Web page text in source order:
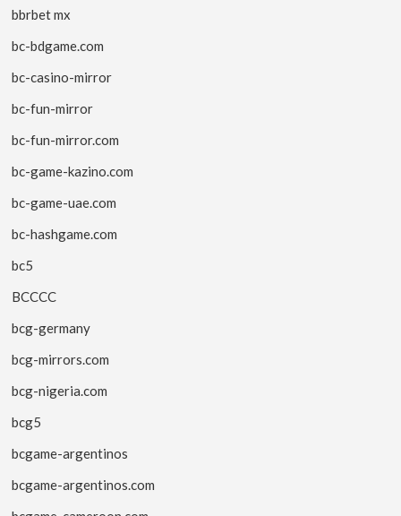
bbrbet mx
bc-bdgame.com
bc-casino-mirror
bc-fun-mirror
bc-fun-mirror.com
bc-game-kazino.com
bc-game-uae.com
bc-hashgame.com
bc5
BCCCC
bcg-germany
bcg-mirrors.com
bcg-nigeria.com
bcg5
bcgame-argentinos
bcgame-argentinos.com